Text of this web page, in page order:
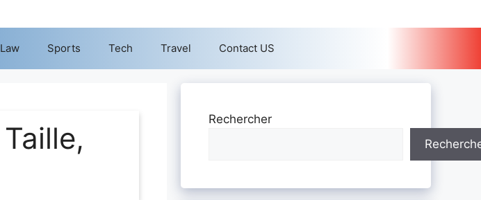
Law Sports Tech Travel Contact US
Rechercher